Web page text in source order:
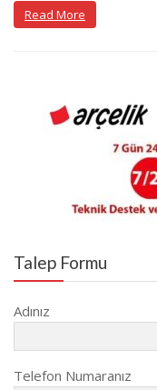
Read More
Talep Formu
Adınız
Telefon Numaranız